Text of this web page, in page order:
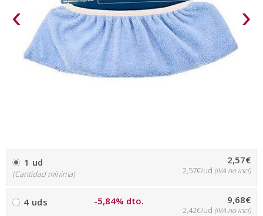
‹ ›
1 ud
(Cantidad mínima)
2,57€
2,57€/ud (IVA no incl)
4 uds -5,84% dto. 9,68€
2,42€/ud (IVA no incl)